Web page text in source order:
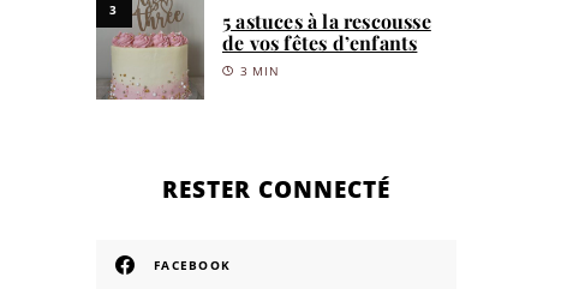
3
5 astuces à la rescousse
de vos fêtes d’enfants
3 MIN
RESTER CONNECTÉ
FACEBOOK